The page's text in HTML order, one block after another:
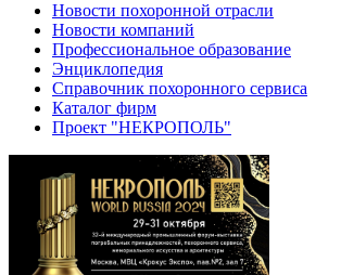
Новости похоронной отрасли
Новости компаний
Профессиональное образование
Энциклопедия
Справочник похоронного сервиса
Каталог фирм
Проект "НЕКРОПОЛЬ"